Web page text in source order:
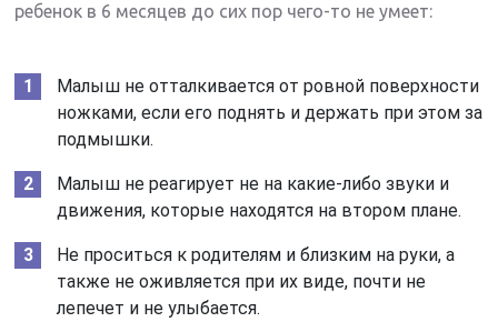
ребенок в 6 месяцев до сих пор чего-то не умеет:
Малыш не отталкивается от ровной поверхности
ножками, если его поднять и держать при этом за
подмышки.
Малыш не реагирует не на какие-либо звуки и
движения, которые находятся на втором плане.
Не проситься к родителям и близким на руки, а
также не оживляется при их виде, почти не
лепечет и не улыбается.